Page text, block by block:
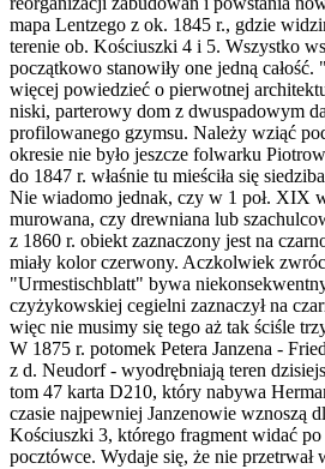
mapa Lentzego z ok. 1845 r., gdzie
terenie ob. Kościuszki 4 i 5. Wszystko
początkowo stanowiły one jedną
więcej powiedzieć o pierwotnej
niski, parterowy dom z dwuspadowym
profilowanego gzymsu. Należy wziąć
okresie nie było jeszcze folwarku
do 1847 r. właśnie tu mieściła się
Nie wiadomo jednak, czy w 1 poł. XIX
murowana, czy drewniana lub
z 1860 r. obiekt zaznaczony jest na
miały kolor czerwony. Aczkolwiek
"Urmestischblatt" bywa
czyżykowskiej cegielni zaznaczył na
więc nie musimy się tego aż tak ściśle
W 1875 r. potomek Petera Janzena -
z d. Neudorf - wyodrębniają teren
tom 47 karta D210, który nabywa
czasie najpewniej Janzenowie wznoszą
Kościuszki 3, którego fragment widać
pocztówce. Wydaje się, że nie przetrwał